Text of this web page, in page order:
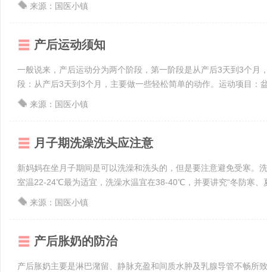
来源：国医小镇
产后运动须知
一般说来，产后运动分为两个阶段，第一阶段是从产后3天到3个
段：从产后3天到3个月，主要做一些轻松简单的动作。运动项目：
来源：国医小镇
月子期洗澡洗头应注意
新妈妈在坐月子期间是可以洗澡和洗头的，但是要注意避免受寒。
室温22-24℃最为适宜，洗澡水温宜在38-40℃，并要讲究“冬防寒、
来源：国医小镇
产后胀奶的防治
产后胀奶主要是淋巴潴留、静脉充盈和间质水肿及乳腺导管不畅所